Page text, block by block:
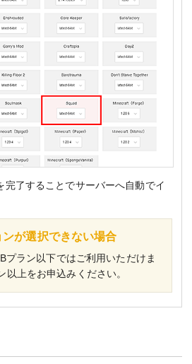
完了することでサーバーへ自動でイ
が選択できない場合
プラン以下ではご利用いただけま
以上をお申込みください。